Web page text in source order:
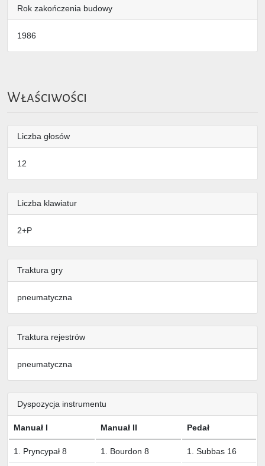
Rok zakończenia budowy
1986
Właściwości
Liczba głosów
12
Liczba klawiatur
2+P
Traktura gry
pneumatyczna
Traktura rejestrów
pneumatyczna
Dyspozycja instrumentu
Manuał I Manuał II Pedał
1. Pryncypał 8 1. Bourdon 8 1. Subbas 16